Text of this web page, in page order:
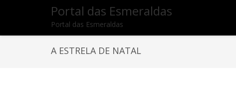
Portal das Esmeraldas
Portal das Esmeraldas
A ESTRELA DE NATAL